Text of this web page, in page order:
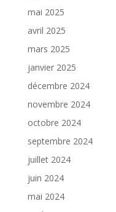
mai 2025
avril 2025
mars 2025
janvier 2025
décembre 2024
novembre 2024
octobre 2024
septembre 2024
juillet 2024
juin 2024
mai 2024